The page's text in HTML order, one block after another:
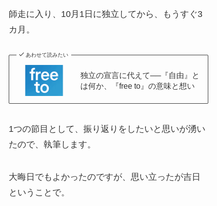
師走に入り、10月1日に独立してから、もうすぐ3
カ月。
あわせて読みたい
独立の宣言に代えて──『自由』と
は何か、『free to』の意味と想い
1つの節目として、振り返りをしたいと思いが湧い
たので、執筆します。
大晦日でもよかったのですが、思い立ったが吉日
ということで。